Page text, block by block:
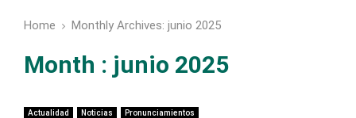
Home Monthly Archives: junio 2025
Month : junio 2025
Actualidad Noticias Pronunciamientos